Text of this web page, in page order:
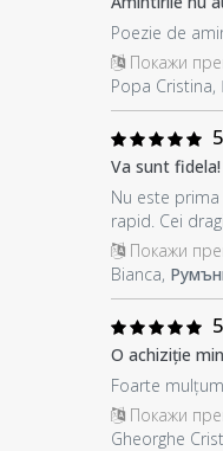
Poezie de
Покажи
Popa Cristina,
5
Va sunt fidela!
Nu este
rapid. Cei
Покажи
Bianca,
5
O achiziție
Foarte
Покажи
Gheorghe